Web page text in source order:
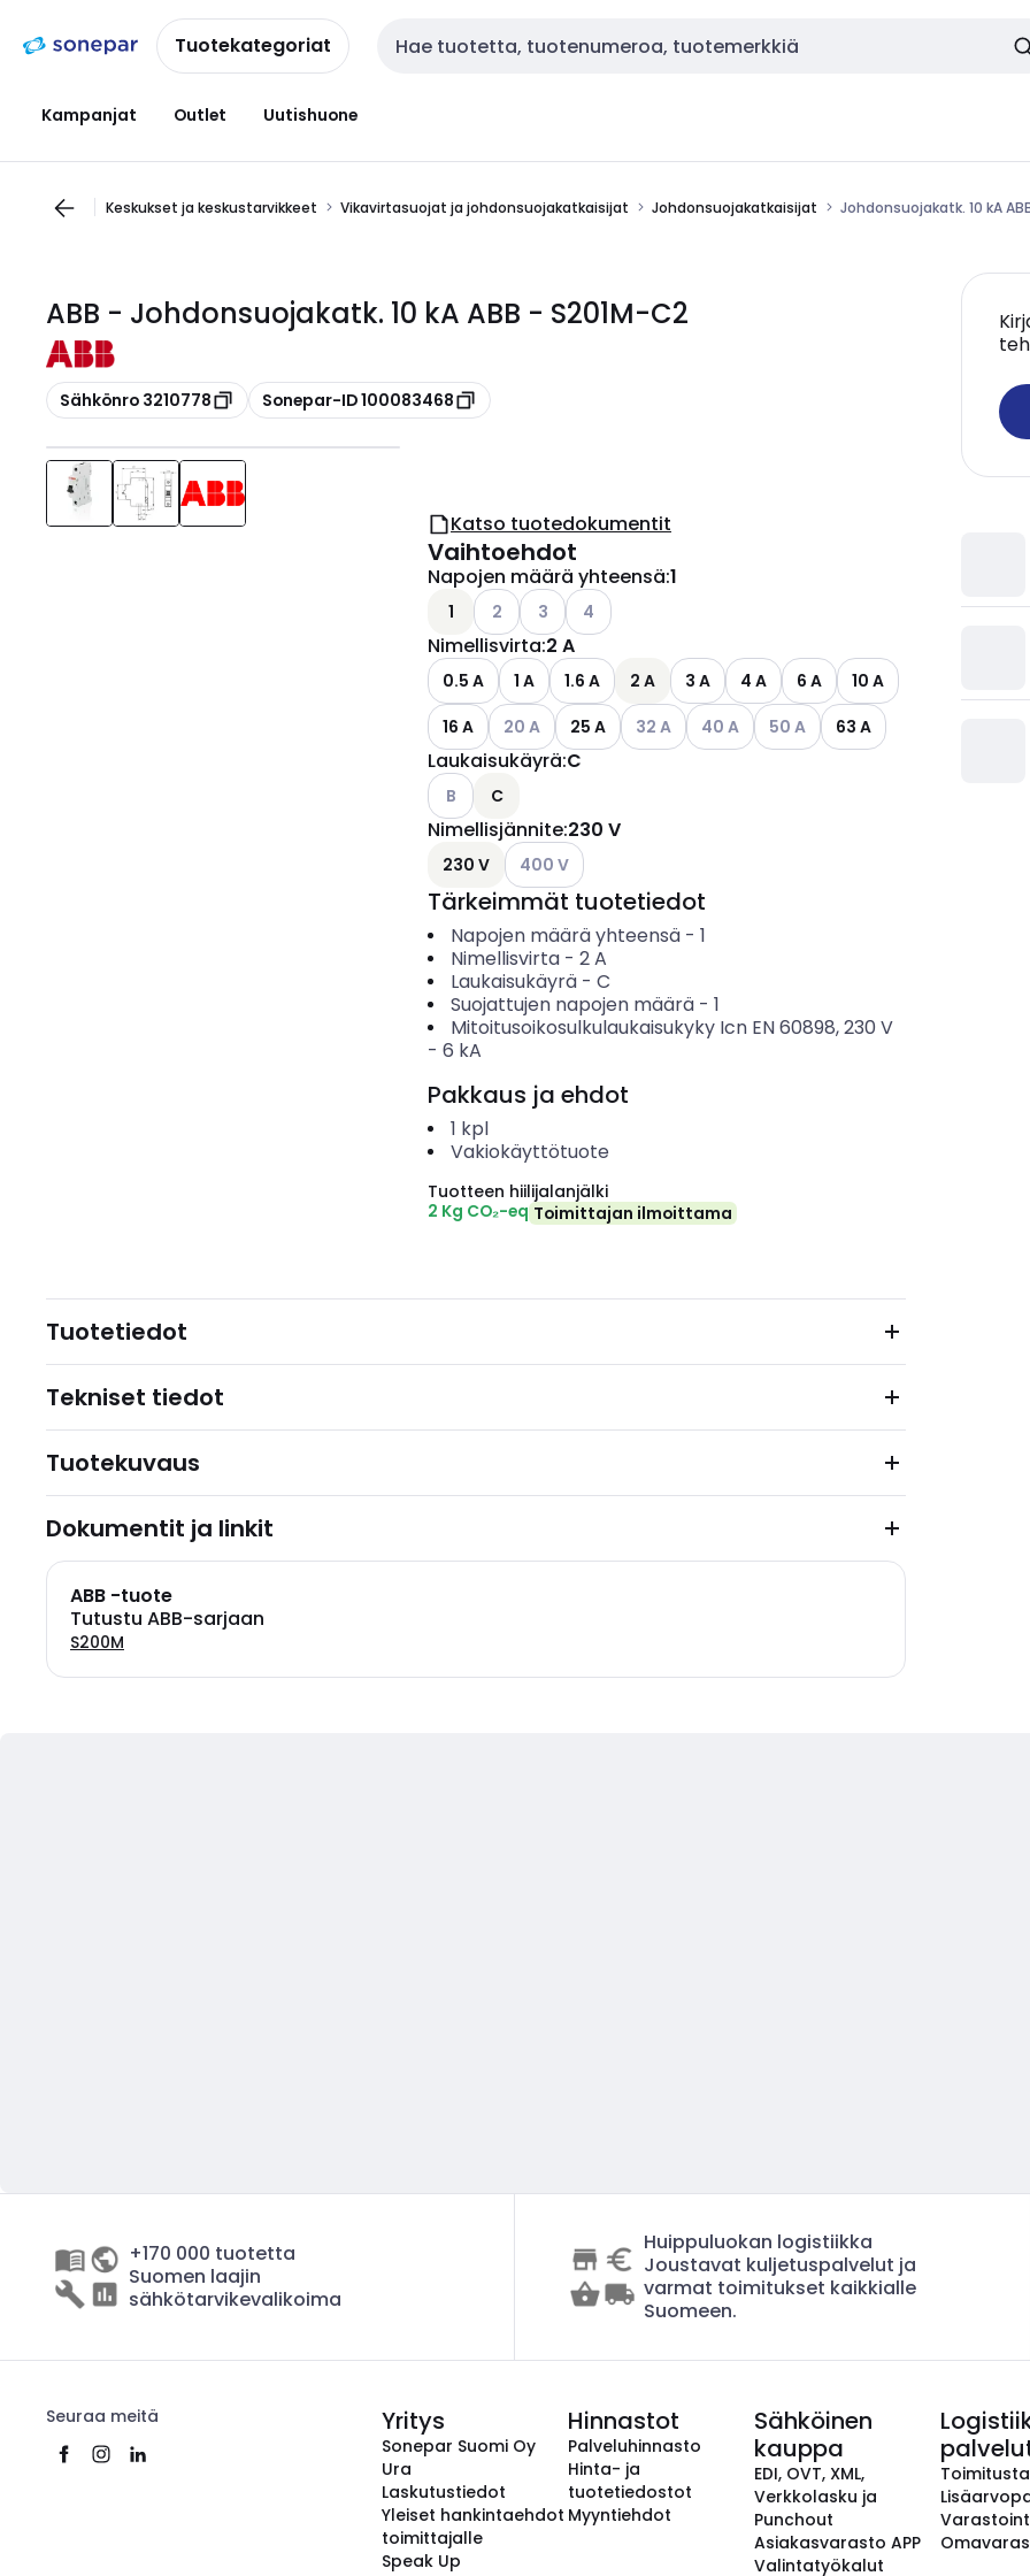
navigointiinsisältöönTuotekategoriat Haku
Kampanjat Outlet Uutishuone
Keskukset ja keskustarvikkeet Vikavirtasuojat ja johdonsuojakatkaisijat Johdonsuojakatkaisijat Johdonsuojakatk. 10 kA
ABB - Johdonsuojakatk. 10 kA ABB - S201M-C2
Kopioi
Sähkönro 3210778 Kopioi
Sonepar-ID 100083468
Katso tuotedokumentit
Vaihtoehdot
Napojen määrä yhteensä:1
1 Katso käytettävissä olevat vaihtoehdot
2 Katso käytettävissä olevat vaihtoehdot
3 Katso käytettävissä olevat vaihtoehdot
4
Nimellisvirta:2 A
0.5 A 1 A 1.6 A 2 A 3 A 4 A 6 A
10 A
16 A
Katso käytettävissä olevat vaihtoehdot
20 A 25 A Katso käytettävissä olevat vaihtoehdot
32 A Katso käytettävissä olevat vaihtoehdot
40 A Katso käytettävissä olevat
50 A 63 A
Laukaisukäyrä:C
Katso käytettävissä olevat vaihtoehdot
B C
Nimellisjännite:230 V
230 V Katso käytettävissä olevat vaihtoehdot
400 V
Tärkeimmät tuotetiedot
Napojen määrä yhteensä- 1
Nimellisvirta- 2A
Laukaisukäyrä- C
Suojattujen napojen määrä- 1
Mitoitusoikosulkulaukaisukyky Icn EN 60898, 230 V
- 6 kA
Pakkaus ja ehdot
1 kpl
Vakiokäyttötuote
Tuotteen hiilijalanjälki
2 Kg CO₂-eq Toimittajan ilmoittama
Tuotetiedot
Tekniset tiedot
Tuotekuvaus
Dokumentit ja linkit
ABB -tuote
Tutustu ABB-sarjaan
S200M
+170 000 tuotetta
Suomen laajin
sähkötarvikevalikoima
Huippuluokan logistiikka
Joustavat kuljetuspalvelut ja
varmat toimitukset kaikkialle
Suomeen.
Seuraa meitä Yritys
Sonepar Suomi Oy
Ura
Laskutustiedot
Yleiset hankintaehdot
toimittajalle
Speak Up
Hinnastot
Palveluhinnasto
Hinta- ja
tuotetiedostot
Myyntiehdot
Sähköinen
kauppa
EDI, OVT, XML,
Verkkolasku ja
Punchout
Asiakasvarasto APP
Valintatyökalut